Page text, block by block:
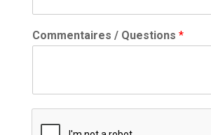
Commentaires / Questions *